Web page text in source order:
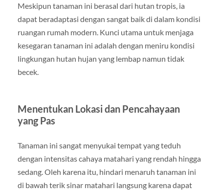
Meskipun tanaman ini berasal dari hutan tropis, ia
dapat beradaptasi dengan sangat baik di dalam kondisi
ruangan rumah modern. Kunci utama untuk menjaga
kesegaran tanaman ini adalah dengan meniru kondisi
lingkungan hutan hujan yang lembap namun tidak
becek.
Menentukan Lokasi dan Pencahayaan
yang Pas
Tanaman ini sangat menyukai tempat yang teduh
dengan intensitas cahaya matahari yang rendah hingga
sedang. Oleh karena itu, hindari menaruh tanaman ini
di bawah terik sinar matahari langsung karena dapat